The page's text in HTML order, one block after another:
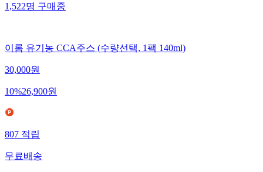
1,522명 구매중
이롬 유기농 CCA주스 (수량선택, 1팩 140ml)
30,000원
10%26,900원
807 적립
무료배송